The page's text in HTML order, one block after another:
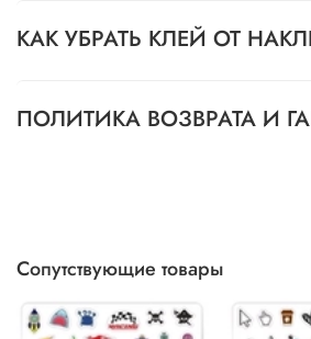
КАК УБРАТЬ КЛЕЙ ОТ
ПОЛИТИКА ВОЗВРАТА И
Сопутствующие товары